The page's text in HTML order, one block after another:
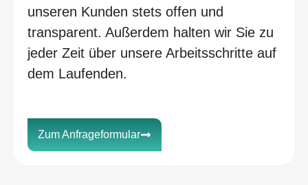
unseren Kunden stets offen und
transparent. Außerdem halten wir Sie zu
jeder Zeit über unsere Arbeitsschritte auf
dem Laufenden.
Zum Anfrageformular